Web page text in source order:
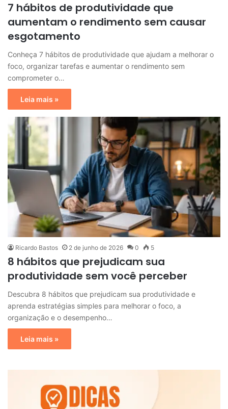
7 hábitos de produtividade que
aumentam o rendimento sem causar
esgotamento
Conheça 7 hábitos de produtividade que ajudam a melhorar o
foco, organizar tarefas e aumentar o rendimento sem
comprometer o…
Leia mais »
Ricardo Bastos 2 de junho de 2026 0 5
8 hábitos que prejudicam sua
produtividade sem você perceber
Descubra 8 hábitos que prejudicam sua produtividade e
aprenda estratégias simples para melhorar o foco, a
organização e o desempenho…
Leia mais »